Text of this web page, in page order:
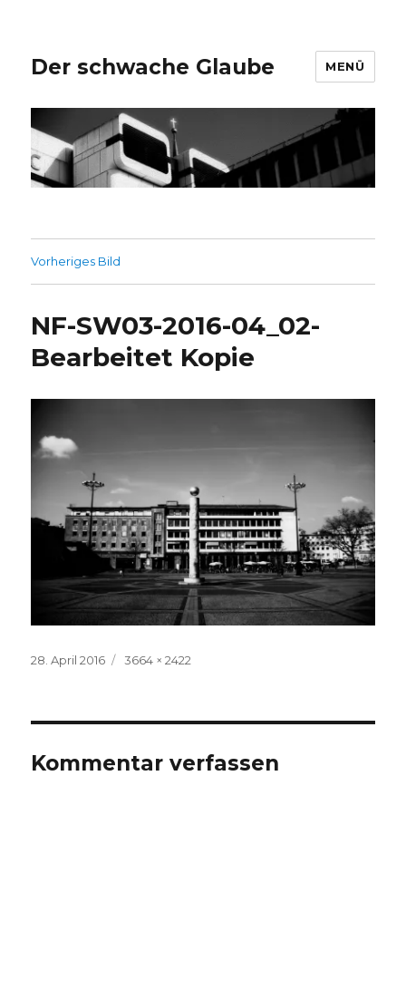
Der schwache Glaube MENÜ
Vorheriges Bild
NF-SW03-2016-04_02-
Bearbeitet Kopie
Veröffentlicht
28. April 2016
Volle
3664 × 2422
Kommentar verfassen